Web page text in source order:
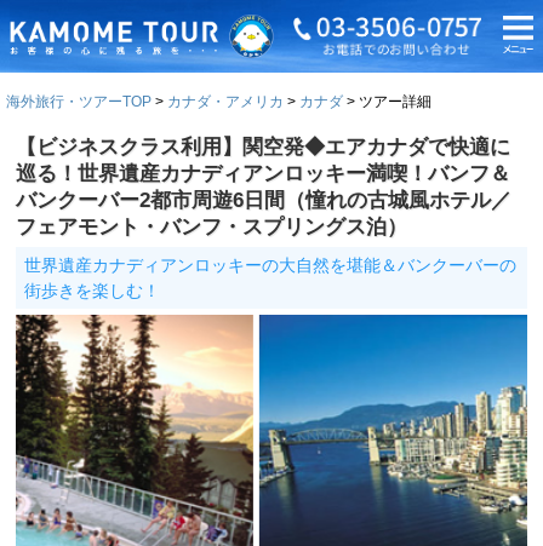
海外旅行・ツアーTOP カナダ・アメリカ カナダ ツアー詳細
【ビジネスクラス利用】関空発◆エアカナダで快適に
巡る！世界遺産カナディアンロッキー満喫！バンフ＆
バンクーバー2都市周遊6日間（憧れの古城風ホテル／
フェアモント・バンフ・スプリングス泊）
世界遺産カナディアンロッキーの大自然を堪能＆バンクーバーの
街歩きを楽しむ！